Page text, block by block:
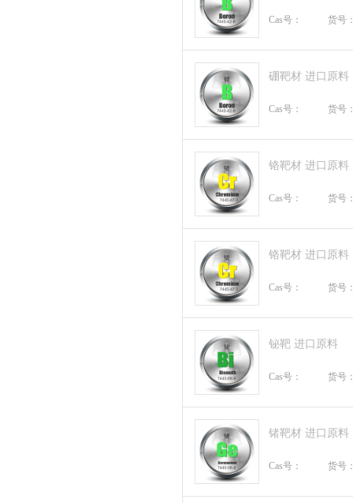
Cas号： 货号
硼靶材 进口原料
Cas号： 货号
铬靶材 进口原料
Cas号： 货号
铬靶材 进口原料
Cas号： 货号
铋靶 进口原料
Cas号： 货号
锗靶材 进口原料
Cas号： 货号